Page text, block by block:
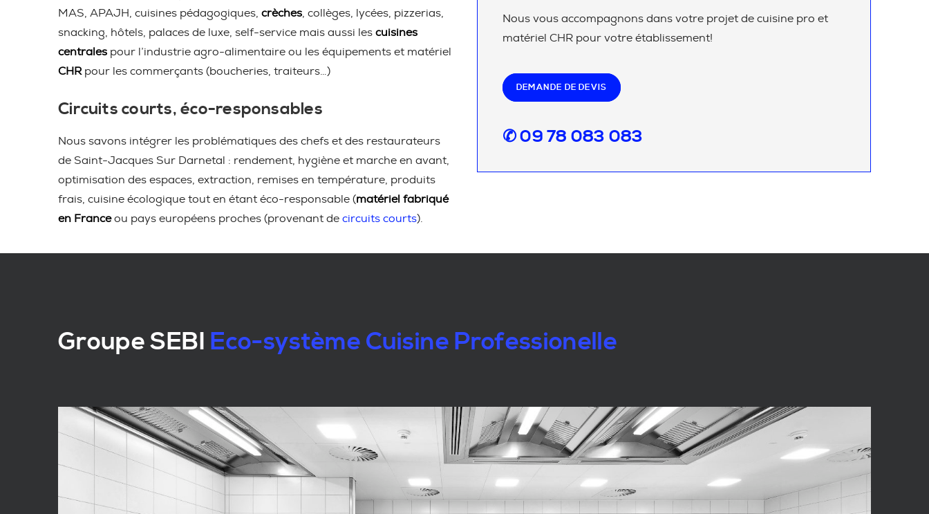
MAS, APAJH, cuisines pédagogiques, crèches , collèges, lycées, pizzerias,
snacking, hôtels, palaces de luxe, self-service mais aussi les cuisines
centrales pour l’industrie agro-alimentaire ou les équipements et matériel
CHR pour les commerçants (boucheries, traiteurs…)
Circuits courts, éco-responsables
Nous savons intégrer les problématiques des chefs et des restaurateurs
de Saint-Jacques Sur Darnetal : rendement, hygiène et marche en avant,
optimisation des espaces, extraction, remises en température, produits
frais, cuisine écologique tout en étant éco-responsable (matériel fabriqué
en Franceou pays européens proches (provenant de circuits courts).
Nous vous accompagnons dans votre projet de cuisine pro et
matériel CHR pour votre établissement!
DEMANDE DE DEVIS
✆ 09 78 083 083
Groupe SEBI Eco-système Cuisine Professionelle